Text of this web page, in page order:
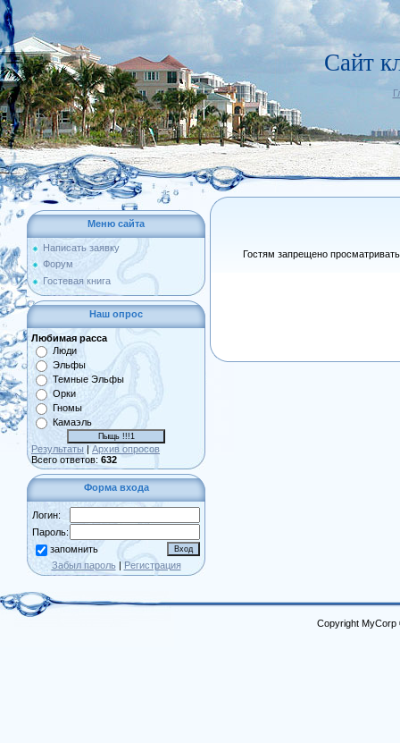
Сайт
Меню сайта
Написать заявку
Форум
Гостевая книга
Наш опрос
Любимая расса
Люди
Эльфы
Темные Эльфы
Орки
Гномы
Камаэль
Результаты | Архив опросов
Всего ответов: 632
Форма входа
Логин:
Пароль:
запомнить
Забыл пароль|Регистрация
Гостям запрещено
Copyright MyCorp